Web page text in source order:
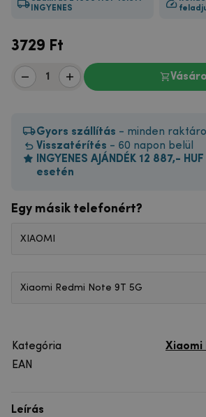
INGYENES
3729 Ft
Gyors szállítás - minden
Visszatérítés - 60 napon belül
INGYENES AJÁNDÉK 12 887,-
esetén
Egy másik telefonért?
XIAOMI
Xiaomi Redmi Note 9T 5G
Kategória
Xiaomi
EAN
Leírás